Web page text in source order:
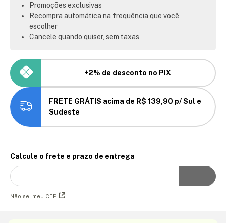
Promoções exclusivas
Recompra automática na frequência que você
escolher
Cancele quando quiser, sem taxas
+2% de desconto no PIX
FRETE GRÁTIS acima de R$ 139,90 p/ Sul e
Sudeste
Calcule o frete e prazo de entrega
Não sei meu CEP